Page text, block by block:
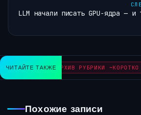
LLM начали писать GPU-ядра — и
ЧИТАЙТЕ ТАКЖЕАРХИВ РУБРИКИ ~КОРОТКО ИЗ
Похожие записи